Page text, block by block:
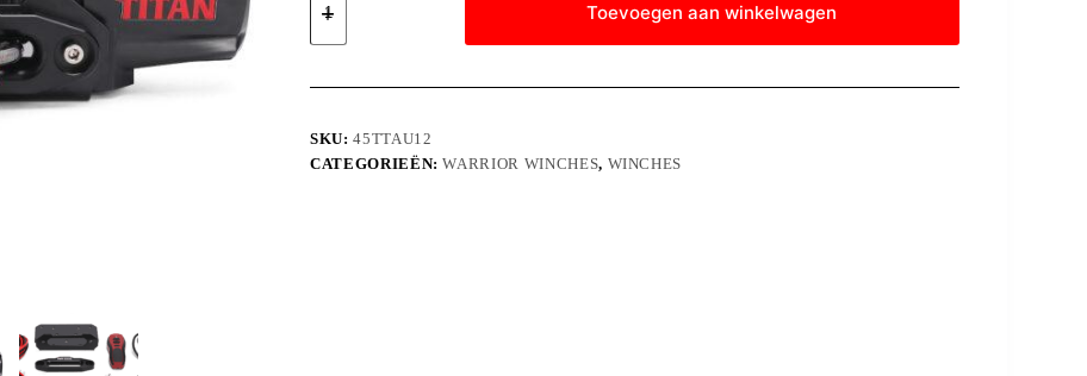
Toevoegen aan winkelwagen
SKU:45TTAU12
CATEGORIEËN:WARRIOR WINCHES, WINCHES